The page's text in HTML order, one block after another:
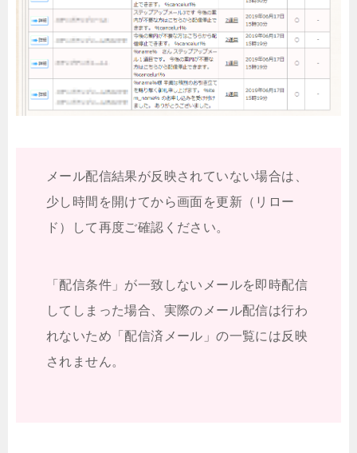
メール配信結果が反映されていない場合は、
少し時間を開けてから画面を更新（リロー
ド）して再度ご確認ください。
「配信条件」が一致しないメールを即時配信
してしまった場合、実際のメール配信は行わ
れないため「配信済メール」の一覧には反映
されません。